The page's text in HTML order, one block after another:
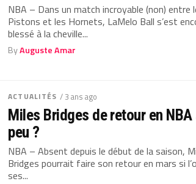
NBA – Dans un match incroyable (non) entre
Pistons et les Hornets, LaMelo Ball s’est
blessé à la cheville...
ByAuguste Amar
ACTUALITÉS / 3 ans ago
Miles Bridges de retour en
peu ?
NBA – Absent depuis le début de la saison,
Bridges pourrait faire son retour en mars si
ses...